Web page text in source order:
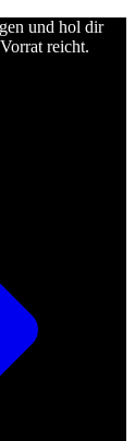
und hol dir
reicht.